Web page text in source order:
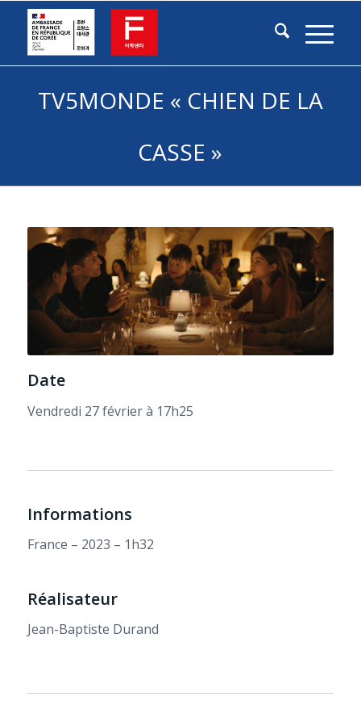
TV5MONDE « CHIEN DE LA
CASSE »
Date
Vendredi 27 février à 17h25
Informations
France – 2023 – 1h32
Réalisateur
Jean-Baptiste Durand